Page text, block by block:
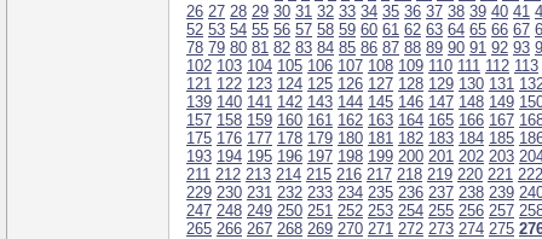
26 27 28 29 30 31 32 33 34 35 36 37 38 39 40 41
52 53 54 55 56 57 58 59 60 61 62 63 64 65 66 67
78 79 80 81 82 83 84 85 86 87 88 89 90 91 92 93
102 103 104 105 106 107 108 109 110 111 112 113
121 122 123 124 125 126 127 128 129 130 131
139 140 141 142 143 144 145 146 147 148 149
157 158 159 160 161 162 163 164 165 166 167
175 176 177 178 179 180 181 182 183 184 185
193 194 195 196 197 198 199 200 201 202 203
211 212 213 214 215 216 217 218 219 220 221 222
229 230 231 232 233 234 235 236 237 238 239
247 248 249 250 251 252 253 254 255 256 257
265 266 267 268 269 270 271 272 273 274 275